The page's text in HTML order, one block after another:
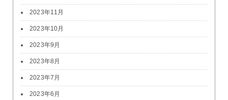
2023年11月
2023年10月
2023年9月
2023年8月
2023年7月
2023年6月